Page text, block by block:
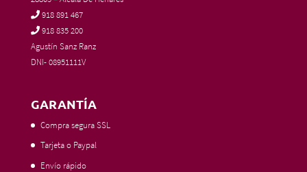
918 891 467
918 835 200
Agustín Sanz Ranz
DNI- 08951111V
GARANTÍA
Compra segura SSL
Tarjeta o Paypal
Envío rápido